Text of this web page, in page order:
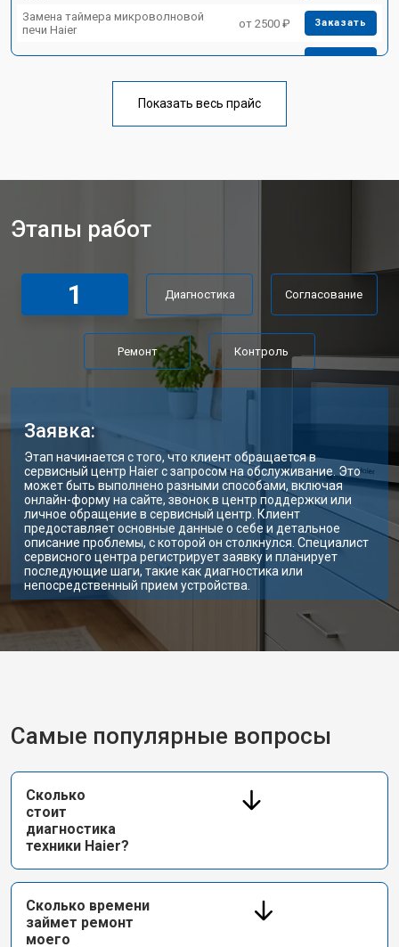
Замена таймера микроволновой
печи Haier
от 2500 ₽ Заказать
Замена конденсатора от 3500 ₽ Заказать
от 4500 ₽
Показать весь прайс
Этапы работ
1 Диагностика Согласование
Ремонт Контроль
Заявка:
Этап начинается с того, что клиент обращается в
сервисный центр Haier с запросом на обслуживание. Это
может быть выполнено разными способами, включая
онлайн-форму на сайте, звонок в центр поддержки или
личное обращение в сервисный центр. Клиент
предоставляет основные данные о себе и детальное
описание проблемы, с которой он столкнулся. Специалист
сервисного центра регистрирует заявку и планирует
последующие шаги, такие как диагностика или
непосредственный прием устройства.
Самые популярные вопросы
Сколько
стоит
диагностика
техники Haier?
Сколько времени
займет ремонт
моего